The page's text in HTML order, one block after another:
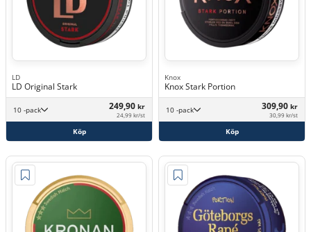
LD
LD Original Stark
10 -pack 249,90 kr
24,99 kr/st
Köp
Knox
Knox Stark Portion
10 -pack 309,90 kr
30,99 kr/st
Köp